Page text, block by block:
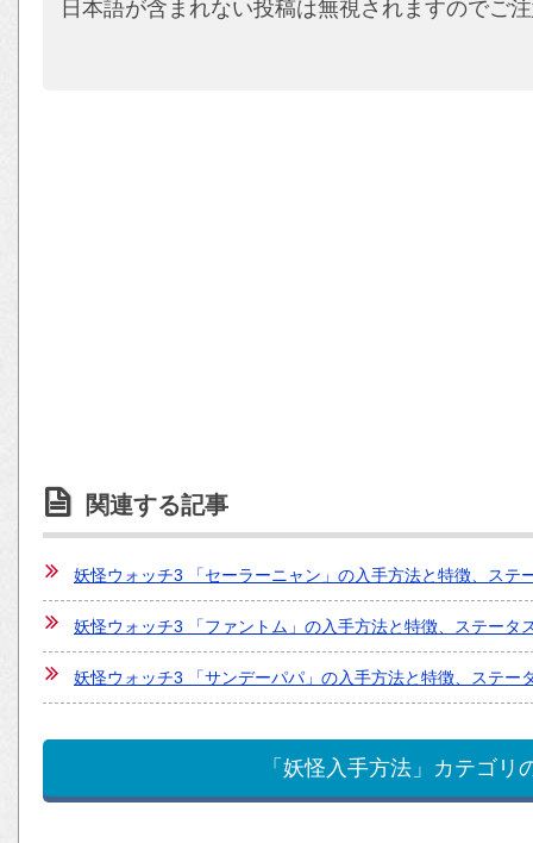
日本語が含まれない投稿は無視されますのでご
関連する記事
妖怪ウォッチ3 「セーラーニャン」の入手方法と特徴、ステ
妖怪ウォッチ3 「ファントム」の入手方法と特徴、ステータ
妖怪ウォッチ3 「サンデーパパ」の入手方法と特徴、ステー
「妖怪入手方法」カテゴリ